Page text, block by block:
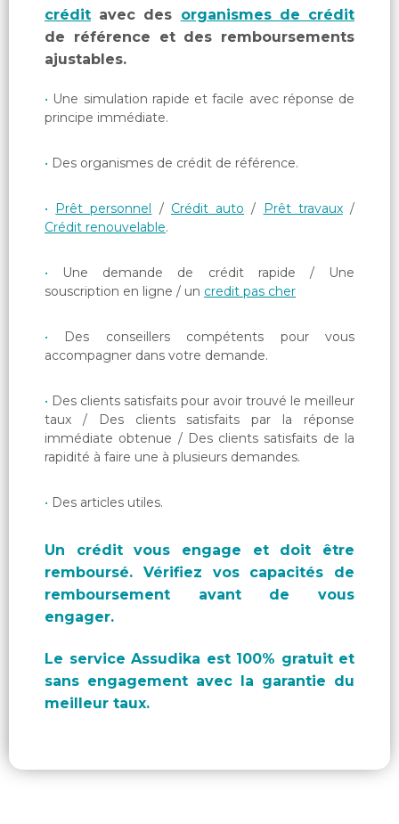
crédit avec des organismes de crédit
de référence et des remboursements
ajustables.
Une simulation rapide et facile avec réponse de
principe immédiate.
Des organismes de crédit de référence.
Prêt personnel / Crédit auto / Prêt travaux/
Crédit renouvelable.
Une demande de crédit rapide / Une
souscription en ligne / un credit pas cher
Des conseillers compétents pour vous
accompagner dans votre demande.
Des clients satisfaits pour avoir trouvé le meilleur
taux / Des clients satisfaits par la réponse
immédiate obtenue / Des clients satisfaits de la
rapidité à faire une à plusieurs demandes.
Des articles utiles.
Un crédit vous engage et doit être
remboursé. Vérifiez vos capacités de
remboursement avant de vous
engager.
Le service Assudika est 100% gratuit et
sans engagement avec la garantie du
meilleur taux.